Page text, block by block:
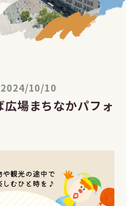
2024/10/10
場まちなかパフォ